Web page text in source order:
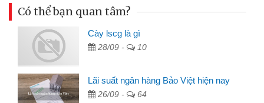
Có thể bạn quan tâm?
Cày lscg là gì
28/09 - 10
Lãi suất ngân hàng Bảo Việt hiện nay
26/09 - 64